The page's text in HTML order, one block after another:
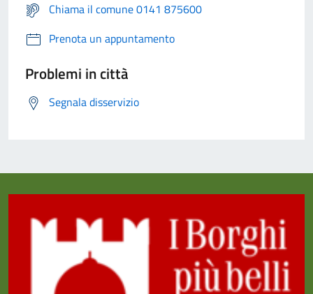
Chiama il comune 0141 875600
Prenota un appuntamento
Problemi in città
Segnala disservizio